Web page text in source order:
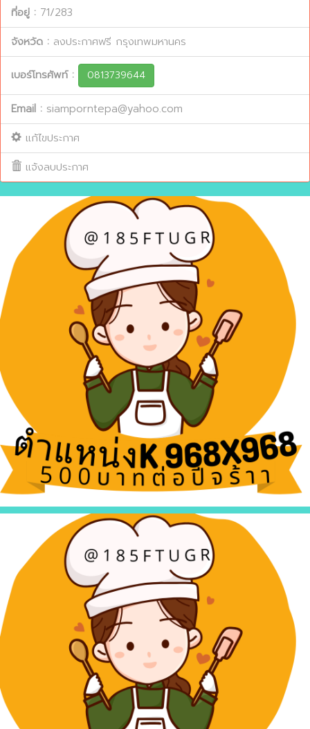
ที่อยู่ : 71/283
จังหวัด : ลงประกาศฟรี กรุงเทพมหานคร
เบอร์โทรศัพท์ : 0813739644
Email : siamporntepa@yahoo.com
แก้ไขประกาศ
แจ้งลบประกาศ